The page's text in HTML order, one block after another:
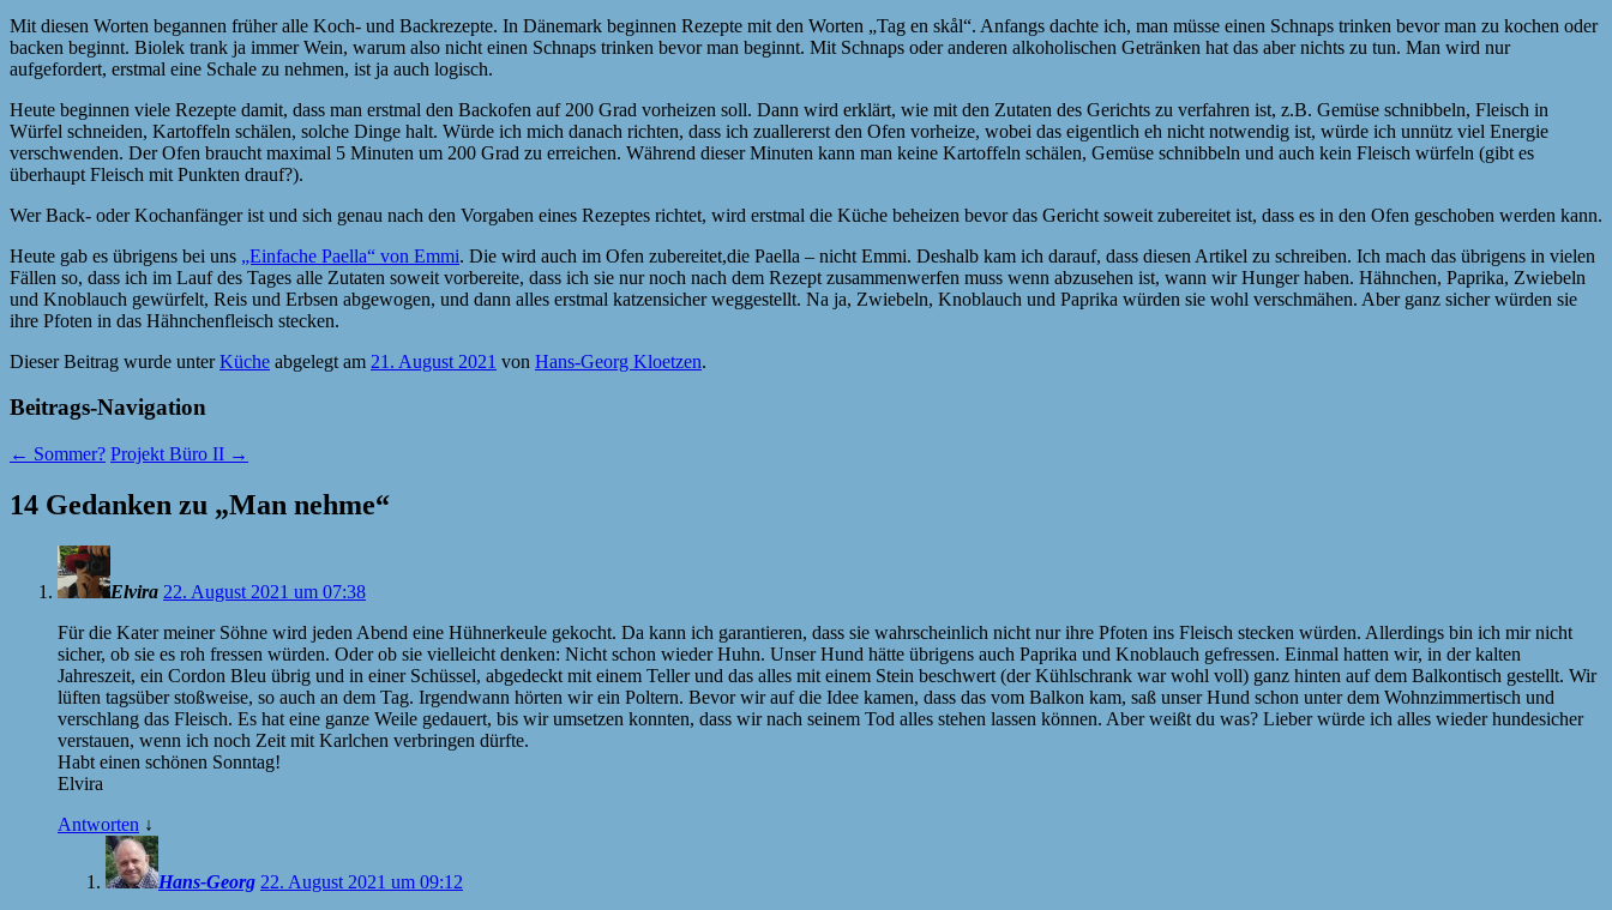
Mit diesen Worten begannen früher alle Koch- und Backrezepte. In Dänemark beginnen Rezepte mit den Worten „Tag en skål“. Anfangs dachte ich, man müsse einen Schnaps trinken bevor man zu kochen oder
backen beginnt. Biolek trank ja immer Wein, warum also nicht einen Schnaps trinken bevor man beginnt. Mit Schnaps oder anderen alkoholischen Getränken hat das aber nichts zu tun. Man wird nur
aufgefordert, erstmal eine Schale zu nehmen, ist ja auch logisch.
Heute beginnen viele Rezepte damit, dass man erstmal den Backofen auf 200 Grad vorheizen soll. Dann wird erklärt, wie mit den Zutaten des Gerichts zu verfahren ist, z.B. Gemüse schnibbeln, Fleisch in
Würfel schneiden, Kartoffeln schälen, solche Dinge halt. Würde ich mich danach richten, dass ich zuallererst den Ofen vorheize, wobei das eigentlich eh nicht notwendig ist, würde ich unnütz viel Energie
verschwenden. Der Ofen braucht maximal 5 Minuten um 200 Grad zu erreichen. Während dieser Minuten kann man keine Kartoffeln schälen, Gemüse schnibbeln und auch kein Fleisch würfeln (gibt es
überhaupt Fleisch mit Punkten drauf?).
Wer Back- oder Kochanfänger ist und sich genau nach den Vorgaben eines Rezeptes richtet, wird erstmal die Küche beheizen bevor das Gericht soweit zubereitet ist, dass es in den Ofen geschoben werden kann.
Heute gab es übrigens bei uns „Einfache Paella“ von Emmi. Die wird auch im Ofen zubereitet,die Paella – nicht Emmi. Deshalb kam ich darauf, dass diesen Artikel zu schreiben. Ich mach das übrigens in vielen
Fällen so, dass ich im Lauf des Tages alle Zutaten soweit vorbereite, dass ich sie nur noch nach dem Rezept zusammenwerfen muss wenn abzusehen ist, wann wir Hunger haben. Hähnchen, Paprika, Zwiebeln
und Knoblauch gewürfelt, Reis und Erbsen abgewogen, und dann alles erstmal katzensicher weggestellt. Na ja, Zwiebeln, Knoblauch und Paprika würden sie wohl verschmähen. Aber ganz sicher würden sie
ihre Pfoten in das Hähnchenfleisch stecken.
Dieser Beitrag wurde unterKüche abgelegt am 21. August 2021 von Hans-Georg Kloetzen.
Beitrags-Navigation
← Sommer? Projekt Büro II →
14 Gedanken zu „Man nehme“
Elvira 22. August 2021 um 07:38
Für die Kater meiner Söhne wird jeden Abend eine Hühnerkeule gekocht. Da kann ich garantieren, dass sie wahrscheinlich nicht nur ihre Pfoten ins Fleisch stecken würden. Allerdings bin ich mir nicht
sicher, ob sie es roh fressen würden. Oder ob sie vielleicht denken: Nicht schon wieder Huhn. Unser Hund hätte übrigens auch Paprika und Knoblauch gefressen. Einmal hatten wir, in der kalten
Jahreszeit, ein Cordon Bleu übrig und in einer Schüssel, abgedeckt mit einem Teller und das alles mit einem Stein beschwert (der Kühlschrank war wohl voll) ganz hinten auf dem Balkontisch gestellt. Wir
lüften tagsüber stoßweise, so auch an dem Tag. Irgendwann hörten wir ein Poltern. Bevor wir auf die Idee kamen, dass das vom Balkon kam, saß unser Hund schon unter dem Wohnzimmertisch und
verschlang das Fleisch. Es hat eine ganze Weile gedauert, bis wir umsetzen konnten, dass wir nach seinem Tod alles stehen lassen können. Aber weißt du was? Lieber würde ich alles wieder hundesicher
verstauen, wenn ich noch Zeit mit Karlchen verbringen dürfte.
Habt einen schönen Sonntag!
Elvira
Antworten ↓
Hans-Georg 22. August 2021 um 09:12